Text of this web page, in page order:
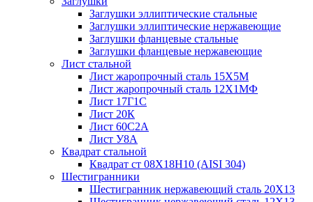
Заглушки эллиптические стальные
Заглушки эллиптические нержавеющие
Заглушки фланцевые стальные
Заглушки фланцевые нержавеющие
Лист стальной
Лист жаропрочный сталь 15Х5М
Лист жаропрочный сталь 12Х1МФ
Лист 17Г1С
Лист 20К
Лист 60С2А
Лист У8А
Квадрат стальной
Квадрат ст 08Х18Н10 (AISI 304)
Шестигранники
Шестигранник нержавеющий сталь 20Х13